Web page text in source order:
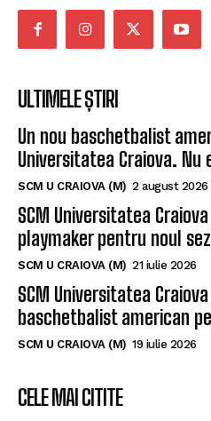
ULTIMELE ȘTIRI
Un nou baschetbalist
Universitatea Craiova. Nu
SCM U CRAIOVA (M) 2 august 2026
SCM Universitatea
playmaker pentru noul
SCM U CRAIOVA (M) 21 iulie 2026
SCM Universitatea
baschetbalist american
SCM U CRAIOVA (M) 19 iulie 2026
CELE MAI CITITE